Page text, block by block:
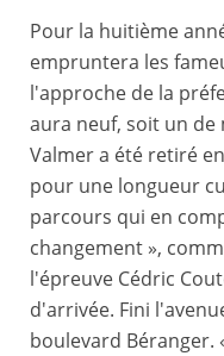
Pour la huitième
empruntera les
l'approche de la
aura neuf, soit un de
Valmer a été retiré
pour une longueur
parcours qui en
changement »,
l'épreuve Cédric
d'arrivée. Fini
boulevard Béranger.